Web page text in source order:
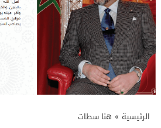
الرئيسية » هنا سطات